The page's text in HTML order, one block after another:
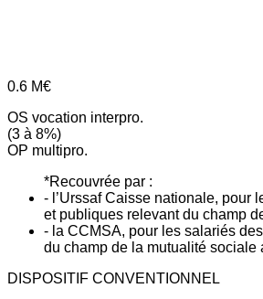
0.6 M€
OS vocation interpro.
(3 à 8%)
OP multipro.
*Recouvrée par :
- l’Urssaf Caisse nationale, pour
et publiques relevant du champ
- la CCMSA, pour les salariés
du champ de la mutualité sociale
DISPOSITIF CONVENTIONNEL